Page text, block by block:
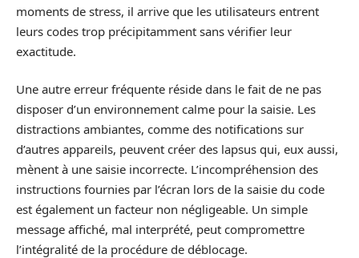
moments de stress, il arrive que les utilisateurs entrent
leurs codes trop précipitamment sans vérifier leur
exactitude.
Une autre erreur fréquente réside dans le fait de ne pas
disposer d’un environnement calme pour la saisie. Les
distractions ambiantes, comme des notifications sur
d’autres appareils, peuvent créer des lapsus qui, eux aussi,
mènent à une saisie incorrecte. L’incompréhension des
instructions fournies par l’écran lors de la saisie du code
est également un facteur non négligeable. Un simple
message affiché, mal interprété, peut compromettre
l’intégralité de la procédure de déblocage.